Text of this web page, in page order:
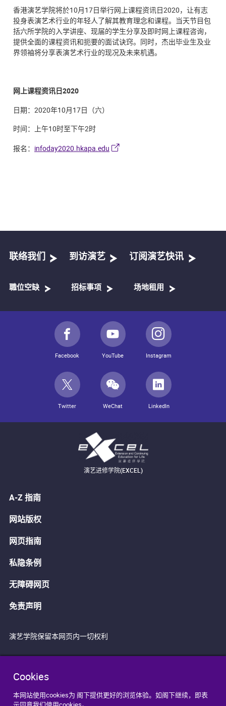
Cookies
本网站使用cookies为 阁下提供更好的浏览体验。如阁下继续，即表
香港演艺学院将於10月17日举行网上课程资讯日2020，让有志
投身表演艺术行业的年轻人了解其教育理念和课程。当天节目包
括六所学院的入学讲座、现届的学生分享及即时网上课程咨询，
提供全面的课程资讯和扼要的面试诀窍。同时，杰出毕业生及业
界领袖将分享表演艺术行业的现况及未来机遇。
网上课程资讯日2020
日期：2020年10月17日（六）
时间：上午10时至下午2时
报名： infoday2020.hkapa.edu
联络我们 到访演艺 订阅演艺快讯
職位空缺 招标事项 场地租用
Facebook YouTube Instagram
Twitter WeChat LinkedIn
演艺进修学院(EXCEL)
A-Z 指南
网站版权
网页指南
私隐条例
无障碍网页
免责声明
演艺学院保留本网页内一切权利